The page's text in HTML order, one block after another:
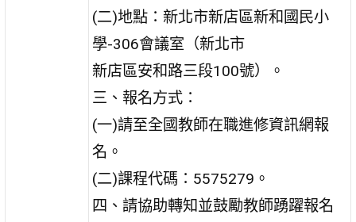
(二)地點：新北市新店區新和國民小
學-306會議室（新北市
新店區安和路三段100號）。
三、報名方式：
(一)請至全國教師在職進修資訊網報
名。
(二)課程代碼：5575279。
四、請協助轉知並鼓勵教師踴躍報名